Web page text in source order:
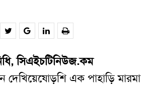
সিএইচটিনিউজ.কম
দেখিয়েষোড়শি এক পাহাড়ি মারমা